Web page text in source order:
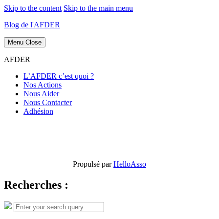
Skip to the content Skip to the main menu
Blog de l'AFDER
Menu Close
AFDER
L’AFDER c’est quoi ?
Nos Actions
Nous Aider
Nous Contacter
Adhésion
Propulsé parHelloAsso
Recherches :
Search
for:
Search